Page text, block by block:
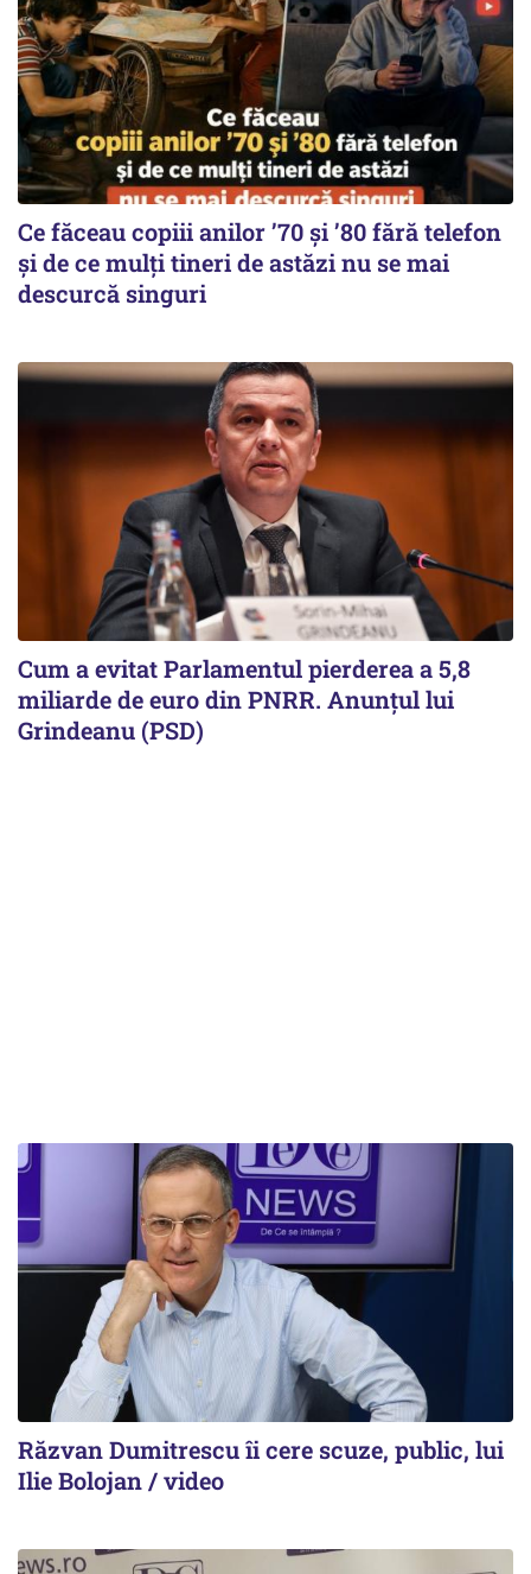
Ce făceau copiii anilor ’70 și ’80 fără telefon
și de ce mulți tineri de astăzi nu se mai
descurcă singuri
Cum a evitat Parlamentul pierderea a 5,8
miliarde de euro din PNRR. Anunțul lui
Grindeanu (PSD)
Răzvan Dumitrescu îi cere scuze, public, lui
Ilie Bolojan / video